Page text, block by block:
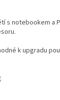
s notebookem a
k upgradu